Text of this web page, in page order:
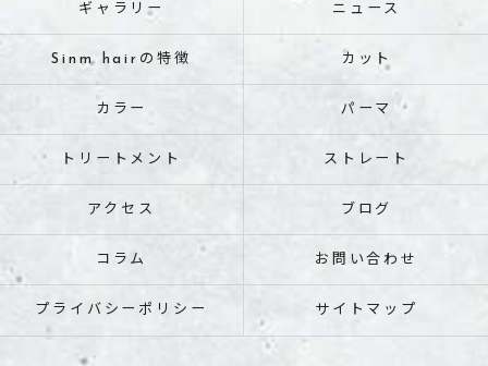
ギャラリー ニュース
Sinm hairの特徴 カット
カラー パーマ
トリートメント ストレート
アクセス ブログ
コラム お問い合わせ
プライバシーポリシー サイトマップ